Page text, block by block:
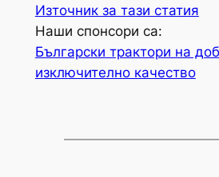
Източник за тази статия
Наши спонсори са:
Български трактори на
изключително качество